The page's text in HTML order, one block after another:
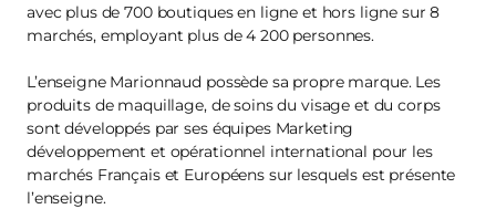
avec plus de 700 boutiques en ligne et hors ligne sur 8
marchés, employant plus de 4 200 personnes.
L’enseigne Marionnaud possède sa propre marque. Les
produits de maquillage, de soins du visage et du corps
sont développés par ses équipes Marketing
développement et opérationnel international pour les
marchés Français et Européens sur lesquels est présente
l’enseigne.